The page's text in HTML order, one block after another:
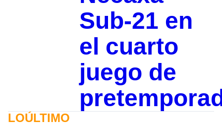
Sub-21 en
el cuarto
juego de
LOÚLTIMO